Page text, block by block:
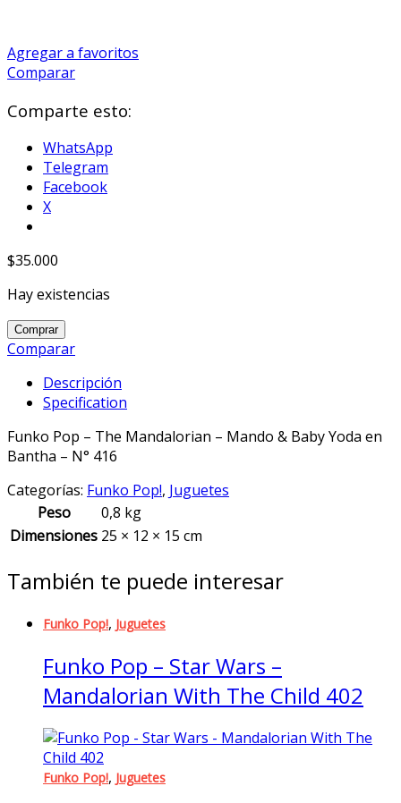
Agregar a favoritos
Comparar
Comparte esto:
WhatsApp
Telegram
Facebook
X
$35.000
Hay existencias
Funko
Pop
The
Mandalorian
Baby
Yoda
en
Bantha
N°
quantity
Comprar
Comparar
Descripción
Specification
Funko Pop – The Mandalorian – Mando & Baby Yoda en
Bantha – N° 416
Categorías: Funko Pop!, Juguetes
Peso
0,8 kg
Dimensiones 25 × 12 × 15 cm
También te puede interesar
Funko Pop!, Juguetes
Funko Pop – Star Wars –
Mandalorian With The Child 402
Funko Pop!, Juguetes